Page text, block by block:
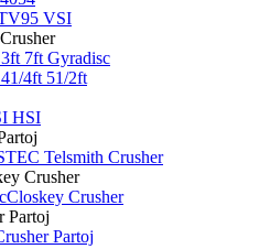
VSI
7ft Gyradisc
4ft 51/2ft
HSI
Telsmith Crusher
Crusher
Crusher
Partoj
Partoj